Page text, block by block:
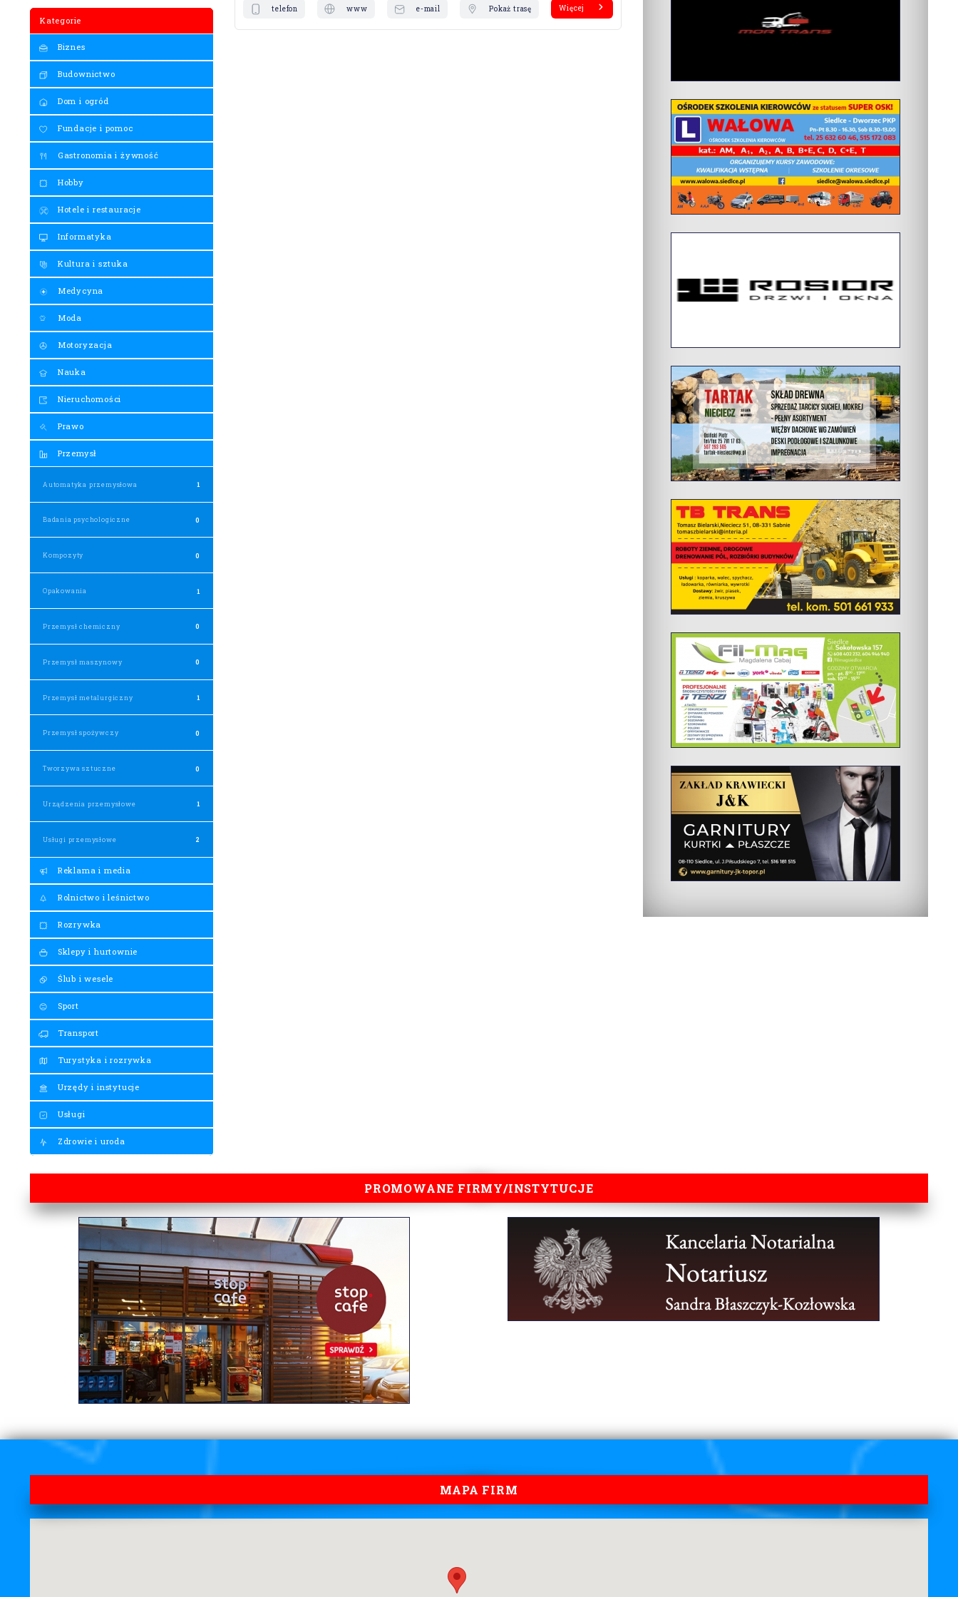
Kategorie
Biznes
Budownictwo
Dom i ogród
Fundacje i pomoc
Gastronomia i żywność
Hobby
Hotele i restauracje
Informatyka
Kultura i sztuka
Medycyna
Moda
Motoryzacja
Nauka
Nieruchomości
Prawo
Przemysł
Automatyka przemysłowa 1
Badania psychologiczne 0
Kompozyty 0
Opakowania 1
Przemysł chemiczny 0
Przemysł maszynowy 0
Przemysł metalurgiczny 1
Przemysł spożywczy 0
Tworzywa sztuczne 0
Urządzenia przemysłowe 1
Usługi przemysłowe 2
Reklama i media
Rolnictwo i leśnictwo
Rozrywka
Sklepy i hurtownie
Ślub i wesele
Sport
Transport
Turystyka i rozrywka
Urzędy i instytucje
Usługi
Zdrowie i uroda
telefon www e-mail Pokaż trasę Więcej
PROMOWANE FIRMY/INSTYTUCJE
MAPA FIRM